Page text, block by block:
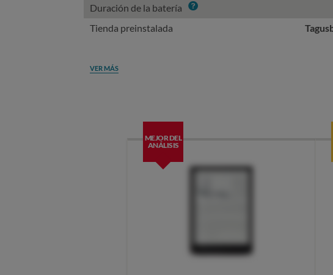
Duración de la batería Info
Tienda preinstalada
VER MÁS
MEJOR DEL
ANÁLISIS